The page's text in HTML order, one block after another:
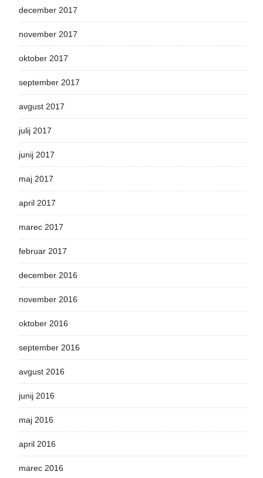
december 2017
november 2017
oktober 2017
september 2017
avgust 2017
julij 2017
junij 2017
maj 2017
april 2017
marec 2017
februar 2017
december 2016
november 2016
oktober 2016
september 2016
avgust 2016
junij 2016
maj 2016
april 2016
marec 2016